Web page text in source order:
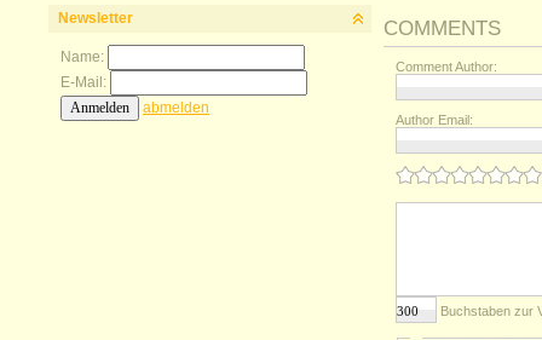
Newsletter
Name:
E-Mail:
abmelden
COMMENTS
Comment Author:
Author Email:
Buchstaben zur